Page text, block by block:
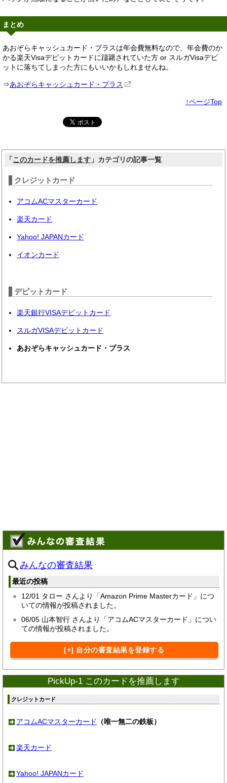
まとめ
あおぞらキャッシュカード・プラスは年会費無料なので、年会費のか
かる楽天Visaデビットカードに躊躇されていた方 or スルガVisaデビ
ットに落ちてしまった方にもいいかもしれませんね。
⇒あおぞらキャッシュカード・プラス
↑ページTop
「このカードを推薦します 」カテゴリの記事一覧
クレジットカード
アコムACマスターカード
楽天カード
Yahoo! JAPANカード
イオンカード
デビットカード
楽天銀行VISAデビットカード
スルガVISAデビットカード
あおぞらキャッシュカード・プラス
みんなの審査結果
最近の投稿
12/01 タロー さんより「Amazon Prime Masterカード」につ
いての情報が投稿されました。
06/05 山本智行 さんより「アコムACマスターカード」につい
ての情報が投稿されました。
[+] 自分の審査結果を登録する
PickUp-1 このカードを推薦します
クレジットカード
アコムACマスターカード （唯一無二の鉄板）
楽天カード
Yahoo! JAPANカード